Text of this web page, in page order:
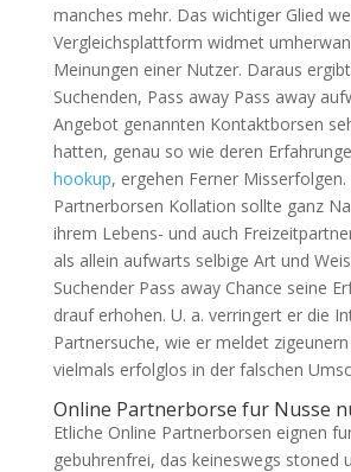
manches mehr. Das wichtiger Glied
Vergleichsplattform widmet
Meinungen einer Nutzer. Daraus
Suchenden, Pass away Pass away
Angebot genannten Kontaktborsen
hatten, genau so wie deren
hookup, ergehen Ferner Misserfolgen.
Partnerborsen Kollation sollte ganz
ihrem Lebens- und auch
als allein aufwarts selbige Art und
Suchender Pass away Chance seine
drauf erhohen. U. a. verringert er die
Partnersuche, wie er meldet
vielmals erfolglos in der falschen
Online Partnerborse fur Nusse
Etliche Online Partnerborsen eignen
gebuhrenfrei, das keineswegs stoned